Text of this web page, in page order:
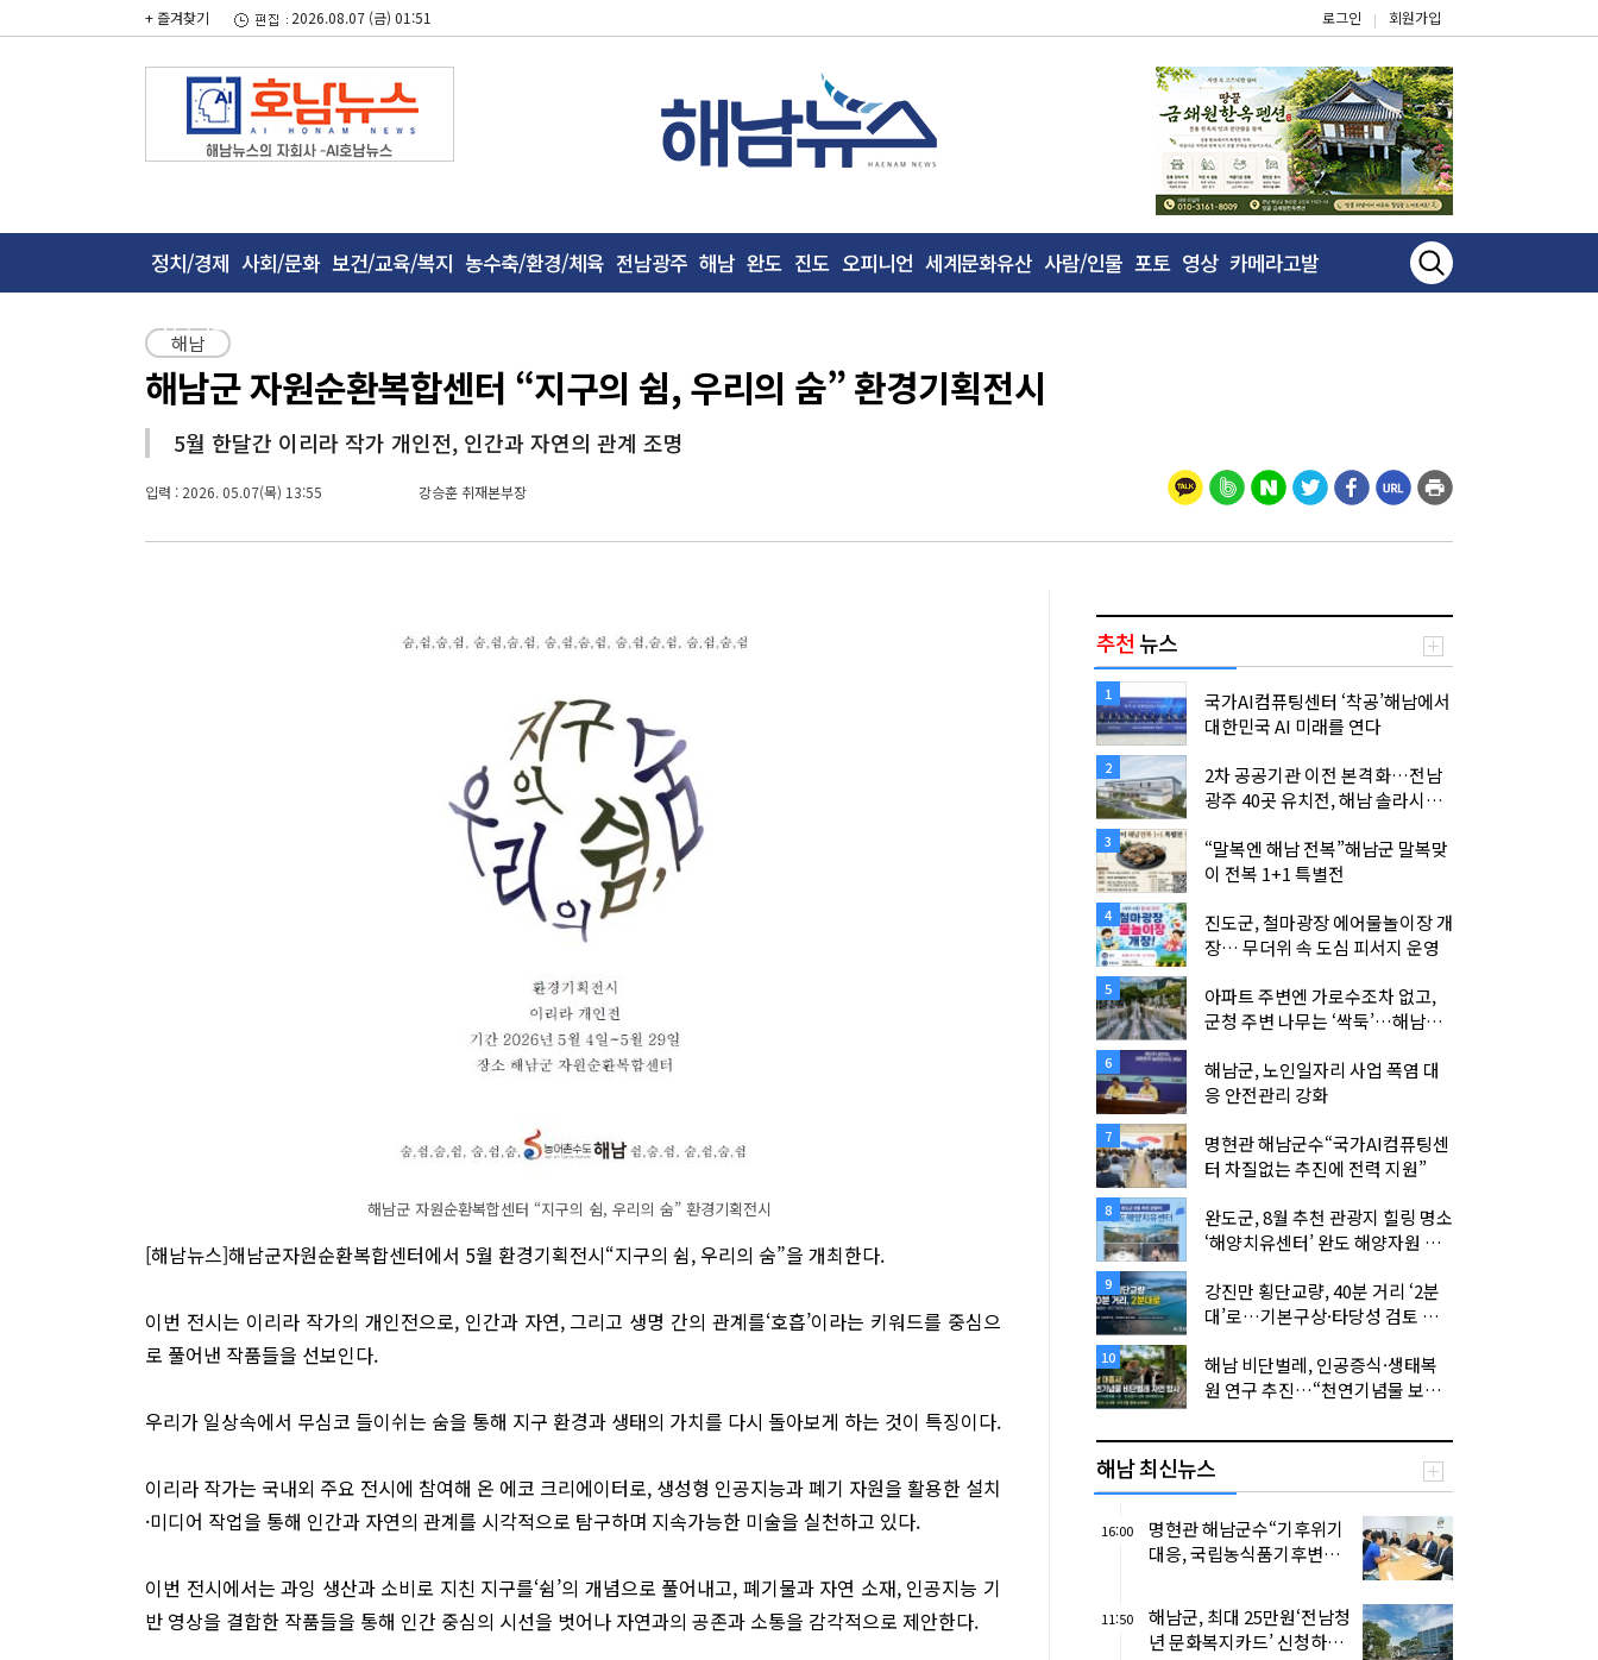
+ 즐겨찾기 2026.08.07 (금) 01:51 로그인 | 회원가입
정치/경제 사회/문화 보건/교육/복지 농수축/환경/체육 전남광주 해남 완도 진도 오피니언 세계문화유산 사람/인물 포토 영상 카메라고발
사건/사고
해남
해남군 자원순환복합센터 “지구의 쉼, 우리의 숨” 환경기획전시
5월 한달간 이리라 작가 개인전, 인간과 자연의 관계 조명
입력 : 2026. 05.07(목) 13:55 강승훈 취재본부장
해남군 자원순환복합센터 “지구의 쉼, 우리의 숨” 환경기획전시
[해남뉴스]해남군자원순환복합센터에서 5월 환경기획전시“지구의 쉼, 우리의 숨”을 개최한다.
이번 전시는 이리라 작가의 개인전으로, 인간과 자연, 그리고 생명 간의 관계를‘호흡’이라는 키워드를 중심으
로 풀어낸 작품들을 선보인다.
우리가 일상속에서 무심코 들이쉬는 숨을 통해 지구 환경과 생태의 가치를 다시 돌아보게 하는 것이 특징이다.
이리라 작가는 국내외 주요 전시에 참여해 온 에코 크리에이터로, 생성형 인공지능과 폐기 자원을 활용한 설치
·미디어 작업을 통해 인간과 자연의 관계를 시각적으로 탐구하며 지속가능한 미술을 실천하고 있다.
이번 전시에서는 과잉 생산과 소비로 지친 지구를‘쉼’의 개념으로 풀어내고, 폐기물과 자연 소재, 인공지능 기
반 영상을 결합한 작품들을 통해 인간 중심의 시선을 벗어나 자연과의 공존과 소통을 감각적으로 제안한다.
추천뉴스
1
국가AI컴퓨팅센터 ‘착공’해남에서
대한민국 AI 미래를 연다
2
2차 공공기관 이전 본격화…전남
광주 40곳 유치전, 해남 솔라시도
3
“말복엔 해남 전복”해남군 말복맞
이 전복 1+1 특별전
4
진도군, 철마광장 에어물놀이장 개
장… 무더위 속 도심 피서지 운영
5
아파트 주변엔 가로수조차 없고,
군청 주변 나무는 ‘싹둑’…해남군
6
해남군, 노인일자리 사업 폭염 대
응 안전관리 강화
7
명현관 해남군수“국가AI컴퓨팅센
터 차질없는 추진에 전력 지원”
8
완도군, 8월 추천 관광지 힐링 명소
‘해양치유센터’ 완도 해양자원 활
힐링...
9
강진만 횡단교량, 40분 거리 ‘2분
대’로…기본구상·타당성 검토 단
10
해남 비단벌레, 인공증식·생태복
원 연구 추진…“천연기념물 보전
해남 최신뉴스
16:00
명현관 해남군수“기후위기
대응, 국립농식품기후변화
11:50
해남군, 최대 25만원‘전남청
년 문화복지카드’ 신청하세